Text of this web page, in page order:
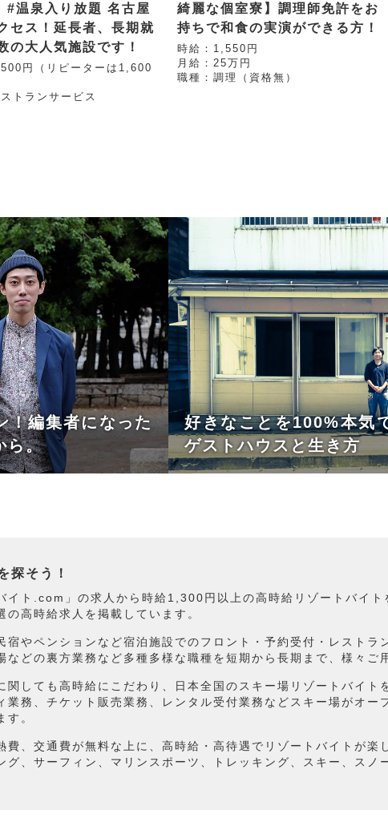
#温泉入り放題 名古屋
セス！延長者、長期就
の大人気施設です！
円（リピーターは1,600
トランサービス
綺麗な個室寮】調理師免許をお
持ちで和食の実演ができる方！
時給：1,550円
月給：25万円
職種：調理（資格無）
！編集者になった
ら。
好きなことを100%本気
ゲストハウスと生き方
探そう！
イト.com」の求人から時給1,300円以上の高時給リゾートバイ
高時給求人を掲載しています。
やペンションなど宿泊施設でのフロント・予約受付・レストラ
どの裏方業務など多種多様な職種を短期から長期まで、様々ご
関しても高時給にこだわり、日本全国のスキー場リゾートバイト
務、チケット販売業務、レンタル受付業務などスキー場がオー
。
、交通費が無料な上に、高時給・高待遇でリゾートバイトが楽
グ、サーフィン、マリンスポーツ、トレッキング、スキー、スノ